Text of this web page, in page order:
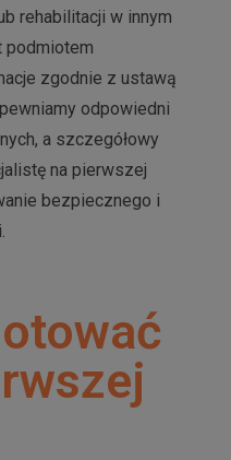
rehabilitacji w innym
podmiotem
zgodnie z ustawą
odpowiedni
a szczegółowy
na pierwszej
bezpiecznego i